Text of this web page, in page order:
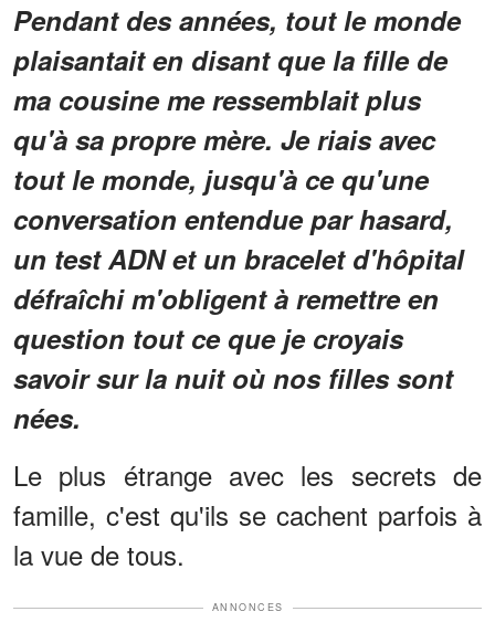
Pendant des années, tout le monde
plaisantait en disant que la fille de
ma cousine me ressemblait plus
qu'à sa propre mère. Je riais avec
tout le monde, jusqu'à ce qu'une
conversation entendue par hasard,
un test ADN et un bracelet d'hôpital
défraîchi m'obligent à remettre en
question tout ce que je croyais
savoir sur la nuit où nos filles sont
nées.
Le plus étrange avec les secrets de
famille, c'est qu'ils se cachent parfois à
la vue de tous.
ANNONCES